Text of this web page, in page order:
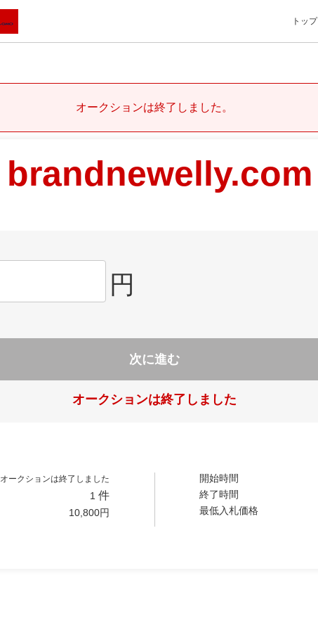
トップ
オークションは終了しました。
brandnewelly.com
円
次に進む
オークションは終了しました
オークションは終了しました
1 件
10,800円
開始時間
終了時間
最低入札価格